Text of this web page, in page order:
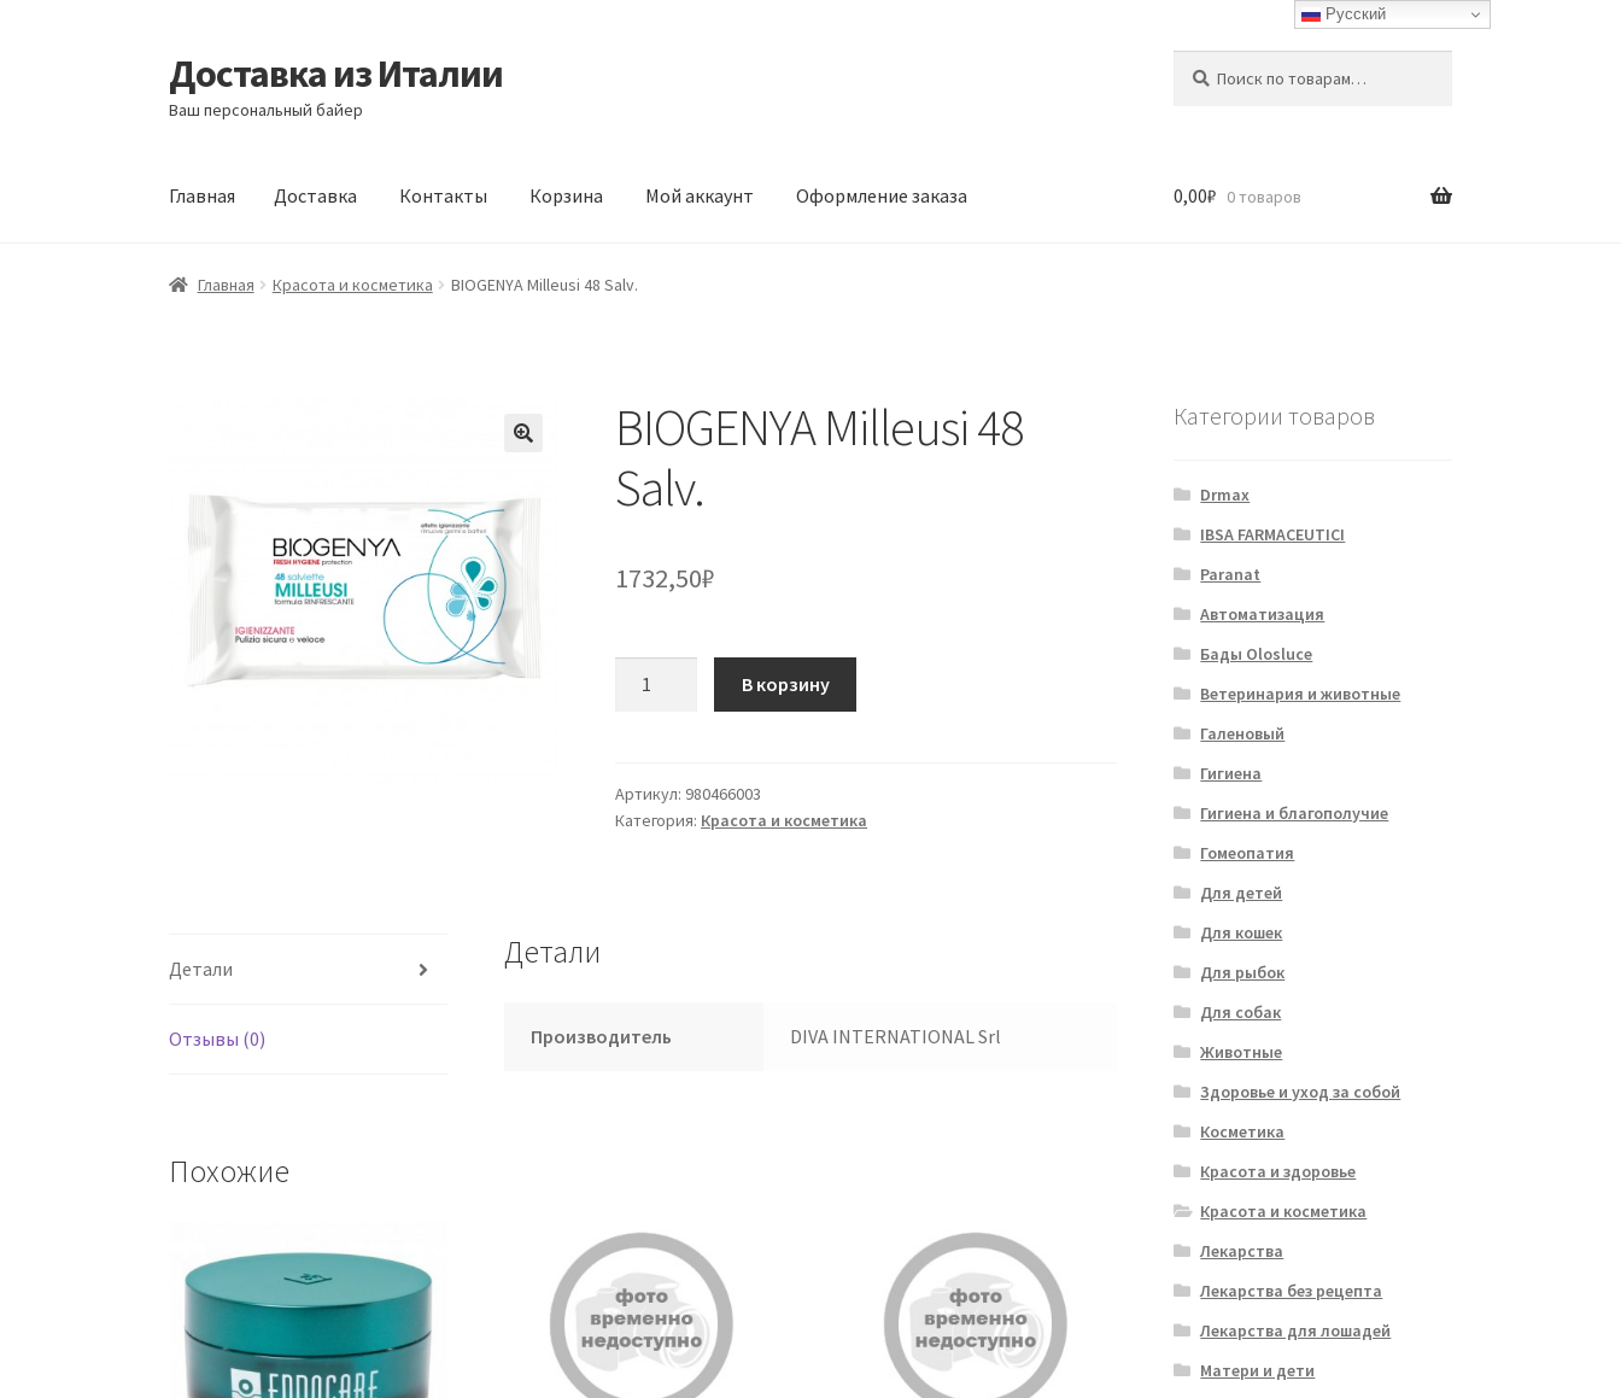
Перейти
к
навигации
Перейти
к
содержимому
Доставка из Италии
Ваш персональный байер
Главная Доставка Контакты Корзина Мой аккаунт Оформление заказа
Главная Доставка КорзинаМой аккаунт Оформление заказа
0,00₽ 0 товаров
Главная Красота и косметика BIOGENYA Milleusi 48 Salv.
BIOGENYA Milleusi 48
Salv.
1732,50₽
48
Salv.
В корзину
Артикул: 980466003
Категория: Красота и косметика
Детали
Отзывы (0)
Детали
Производитель DIVA INTERNATIONAL Srl
Похожие
Категории товаров
Drmax
IBSA FARMACEUTICI
Paranat
Автоматизация
Бады Olosluce
Ветеринария и животные
Галеновый
Гигиена
Гигиена и благополучие
Гомеопатия
Для детей
Для кошек
Для рыбок
Для собак
Животные
Здоровье и уход за собой
Косметика
Красота и здоровье
Красота и косметика
Лекарства
Лекарства без рецепта
Лекарства для лошадей
Матери и дети
Русский